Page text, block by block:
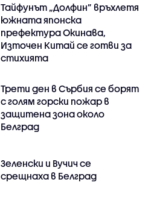
Тайфунът „Долфин” връхлетя
южната японска
префектура Окинава,
Източен Китай се готви за
стихията
Трети ден в Сърбия се борят
с голям горски пожар в
защитена зона около
Белград
Зеленски и Вучич се
срещнаха в Белград